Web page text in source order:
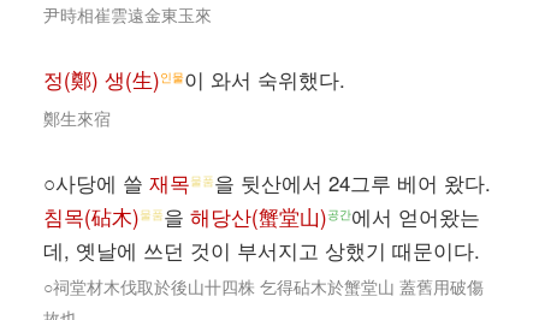
尹時相崔雲遠金東玉來
정(鄭) 생(生)인물이 와서 숙위했다.
鄭生來宿
○사당에 쓸 재목물품을 뒷산에서 24그루 베어 왔다.
침목(砧木)물품을 해당산(蟹堂山)공간에서 얻어왔는
데, 옛날에 쓰던 것이 부서지고 상했기 때문이다.
○祠堂材木伐取於後山卄四株 乞得砧木於蟹堂山 蓋舊用破傷